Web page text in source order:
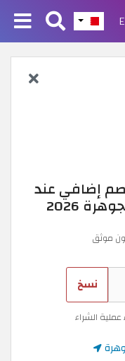
+ 5% خصم إضافي عند
2026
موثق
نسخ
الشراء